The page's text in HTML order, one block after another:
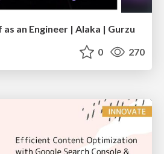
an Engineer | Alaka | Gurzu
0 270